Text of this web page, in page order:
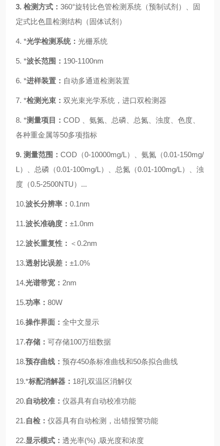
3. 检测方式： 360°旋转比色管检测系统 （预制试剂）、 固
定式比色皿检测结构 （固体试剂）
4. *光学检测系统： 光栅系统
5. *波长范围： 190-1100nm
6. *进样装置： 自动多通道检测装置
7. *检测光束： 双光束光学系统，进口双检测器
8. *测量项目： COD 、氨氮、总磷、总氮、浊度、色度、
各种重金属等50多项指标
9. 测量范围： COD（0-10000mg/L）、氨氮（0.01-150mg/
L）、总磷（0.01-100mg/L）、总氮（0.01-100mg/L）、浊
度（0.5-2500NTU） ...
10.波长分辨率 ： 0.1nm
11.波长准确度： ±1.0nm
12.波长重复性： ＜0.2nm
13.透射比误差： ±1.0%
14.光谱带宽： 2nm
15.功率： 80W
16.操作界面： 全中文显示
17.存储： 可存储100万组数据
18.预存曲线： 预存450条标准曲线和50条拟合曲线
19.*标配消解器： 18孔双温区消解仪
20.自动校准： 仪器具有自动校准功能
21.自检： 仪器具有自动检测，出错报警功能
22.显示模式： 透光率(%) ,吸光度和浓度